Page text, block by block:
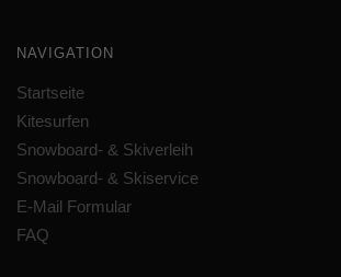
NAVIGATION
Startseite
Kitesurfen
Snowboard- & Skiverleih
Snowboard- & Skiservice
E-Mail Formular
FAQ